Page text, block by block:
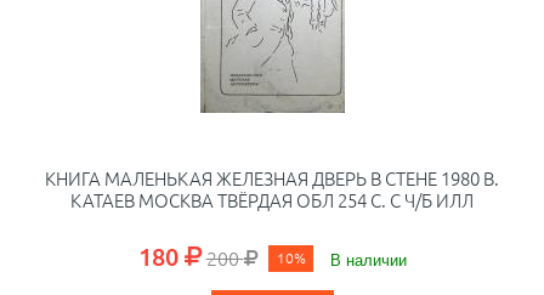
КНИГА МАЛЕНЬКАЯ ЖЕЛЕЗНАЯ ДВЕРЬ В СТЕНЕ 1980 В.
КАТАЕВ МОСКВА ТВЁРДАЯ ОБЛ 254 С. С Ч/Б ИЛЛ
180 200 10% В наличии